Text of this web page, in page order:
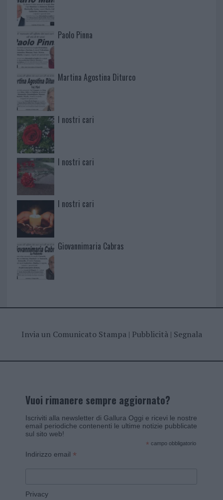
Paolo Pinna
Martina Agostina Diturco
I nostri cari
I nostri cari
I nostri cari
Giovannimaria Cabras
Invia un Comunicato Stampa| Pubblicità| Segnala
Vuoi rimanere sempre aggiornato?
Iscriviti alla newsletter di Gallura Oggi e ricevi le nostre
email periodiche contenenti le ultime notizie pubblicate
sul sito web!
* campo obbligatorio
Indirizzo email *
Privacy